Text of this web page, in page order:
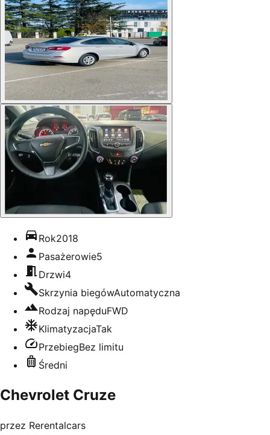
Rok2018
Pasażerowie5
Drzwi4
Skrzynia biegówAutomatyczna
Rodzaj napęduFWD
KlimatyzacjaTak
PrzebiegBez limitu
Średni
Chevrolet Cruze
przez Rerentalcars